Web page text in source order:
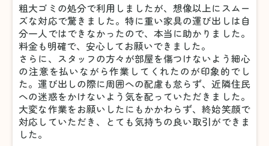
粗大ゴミの処分で利用しましたが、想像以上にスムー
ズな対応で驚きました。特に重い家具の運び出しは自
分一人ではできなかったので、本当に助かりました。
料金も明確で、安心してお願いできました。
さらに、スタッフの方々が部屋を傷つけないよう細心
の注意を払いながら作業してくれたのが印象的でし
た。運び出しの際に周囲への配慮も怠らず、近隣住民
への迷惑をかけないよう気を配っていただきました。
大変な作業をお願いしたにもかかわらず、終始笑顔で
対応していただき、とても気持ちの良い取引ができま
した。